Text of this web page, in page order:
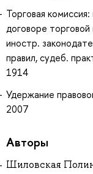
Торговая
договоре
иностр.
правил, судеб.
1914
Удержание
2007
Авторы
Шиловская